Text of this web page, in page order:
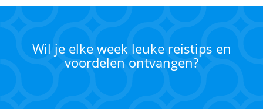
Wil je elke week leuke reistips en
voordelen ontvangen?